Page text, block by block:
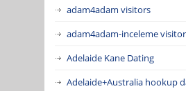
adam4adam visitors
adam4adam-inceleme
Adelaide Kane Dating
Adelaide+Australia hookup